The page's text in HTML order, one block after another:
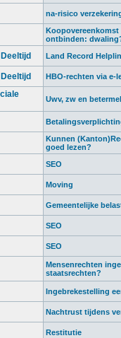
na-risico
ontbinden:
Land Record
HBO-rechten via e-
Uwv, zw en
Kunnen
goed lezen?
SEO
Moving
Gemeentelijke
SEO
SEO
Mensenrechten
staatsrechten?
Ingebrekestelling
Nachtrust tijdens
Restitutie